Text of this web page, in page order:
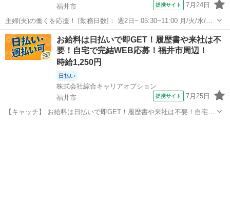
福井市
提携サイト 7月24日
主婦(夫)の働くを応援！ [勤務日数]： 週2日~ 05:30~11:00 月/火/水/木/
金/土/日 などから選べます [勤務地・最寄駅]： 福井県福井市大手2-1-
14 ホテルルートイン福井駅前 福井(福井県)駅徒歩...
福井 福井市 ホールスタッフ
お給料は日払いで即GET！履歴書や来社は不
要！自宅で完結WEB応募！福井市周辺！
時給1,250円
日払い
株式会社綜合キャリアオプション
福井市
提携サイト 7月25日
【キャッチ】 お給料は日払いで即GET！履歴書や来社は不要！自宅で